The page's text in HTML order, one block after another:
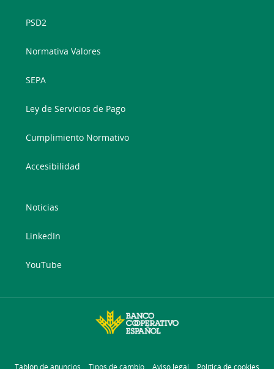
PSD2
Normativa Valores
SEPA
Ley de Servicios de Pago
Cumplimiento Normativo
Accesibilidad
Noticias
LinkedIn
YouTube